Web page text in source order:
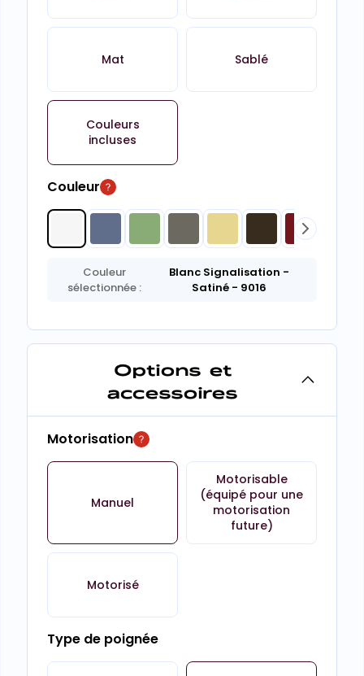
Mat Sablé
Couleurs
incluses
Couleur
Couleur
sélectionnée :
Blanc Signalisation -
Satiné - 9016
Options et
accessoires
Motorisation
Manuel
Motorisable
(équipé pour une
motorisation
future)
Motorisé
Type de poignée